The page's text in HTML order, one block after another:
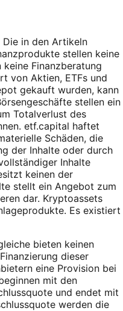
Die in den Artikeln
stellen keine
Finanzberatung
von Aktien, ETFs und
gekauft wurden, kann
stellen ein
Totalverlust des
etf.capital haftet
Schäden, die
der Inhalte oder durch
Inhalte
keinen der
stellt ein Angebot zum
dar. Kryptoassets
Es existiert
bieten keinen
dieser
eine Provision bei
mit den
und endet mit
werden die